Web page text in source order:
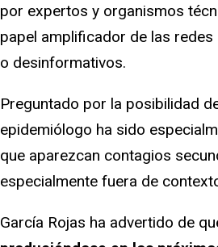
por expertos y organismos
papel amplificador de las
o desinformativos.
Preguntado por la posibilidad
epidemiólogo ha sido
que aparezcan contagios
especialmente fuera de
García Rojas ha advertido de